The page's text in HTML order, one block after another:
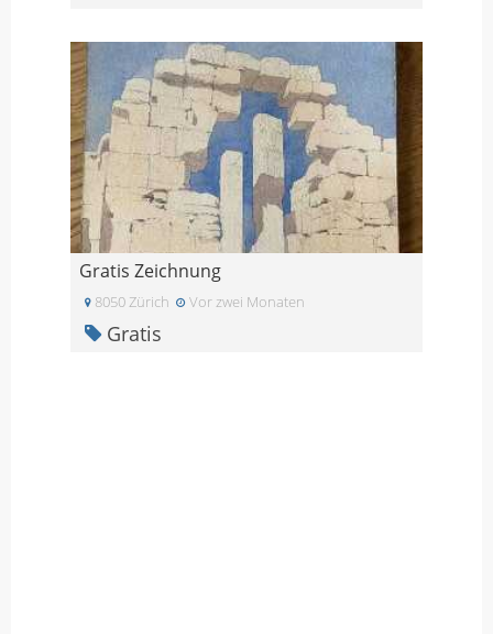
Gratis Zeichnung
8050 Zürich Vor zwei Monaten
Gratis